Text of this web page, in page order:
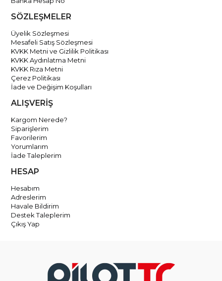
SÖZLEŞMELER
Üyelik Sözleşmesi
Mesafeli Satış Sözleşmesi
KVKK Metni ve Gizlilik Politikası
KVKK Aydınlatma Metni
KVKK Rıza Metni
Çerez Politikası
İade ve Değişim Koşulları
ALIŞVERİŞ
Kargom Nerede?
Siparişlerim
Favorilerim
Yorumlarım
İade Taleplerim
HESAP
Hesabım
Adreslerim
Havale Bildirim
Destek Taleplerim
Çıkış Yap